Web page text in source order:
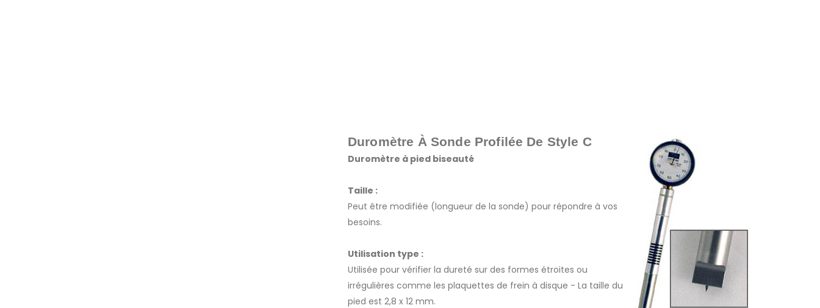
Duromètre À Sonde Profilée De Style C
Duromètre à pied biseauté
Taille :
Peut être modifiée (longueur de la sonde) pour répondre à vos
besoins.
Utilisation type :
Utilisée pour vérifier la dureté sur des formes étroites ou
irrégulières comme les plaquettes de frein à disque - La taille du
pied est 2,8 x 12 mm.